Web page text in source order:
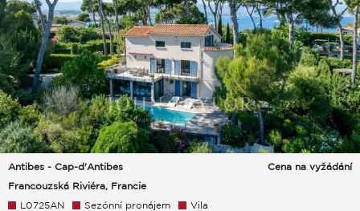
Antibes - Cap-d'Antibes
Francouzská Riviéra, Francie
Cena na vyžádání
L0725AN Sezónní pronájem Vila